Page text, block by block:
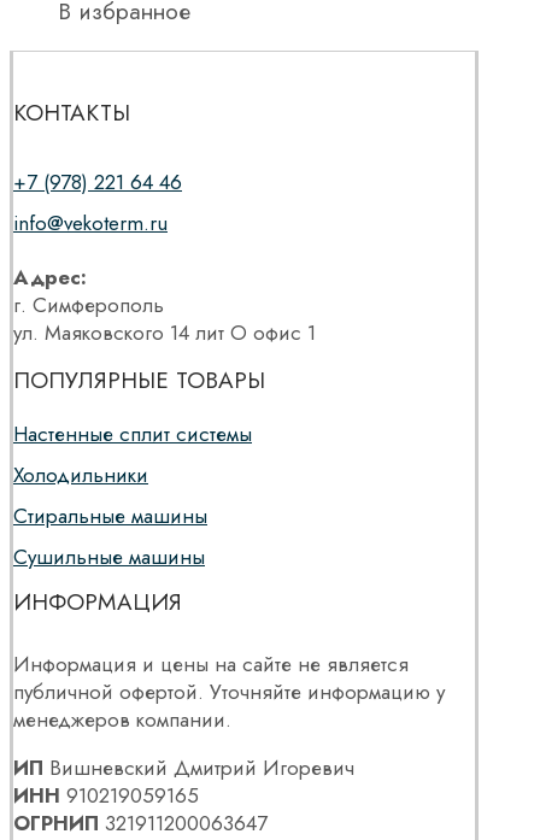
В избранное
КОНТАКТЫ
+7 (978) 221 64 46
info@vekoterm.ru
Адрес:
г. Симферополь
ул. Маяковского 14 лит О офис 1
ПОПУЛЯРНЫЕ ТОВАРЫ
Настенные сплит системы
Холодильники
Стиральные машины
Сушильные машины
ИНФОРМАЦИЯ
Информация и цены на сайте не является
публичной офертой. Уточняйте информацию у
менеджеров компании.
ИП Вишневский Дмитрий Игоревич
ИНН 910219059165
ОГРНИП 321911200063647